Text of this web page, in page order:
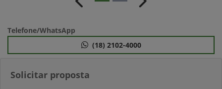
Solicitar proposta
Anterior Próximo
Telefone/WhatsApp
(18) 2102-4000